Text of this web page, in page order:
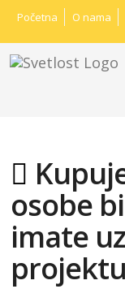
Početna O nama
osobe
imate
projektu